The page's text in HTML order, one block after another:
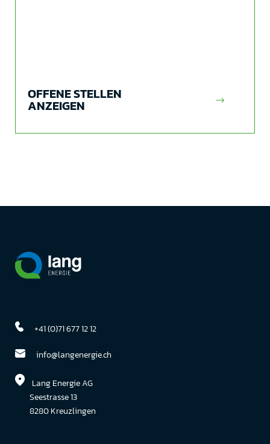
OFFENE STELLEN
ANZEIGEN
+41 (0)71 677 12 12
info@langenergie.ch
Lang Energie AG
Seestrasse 13
8280 Kreuzlingen